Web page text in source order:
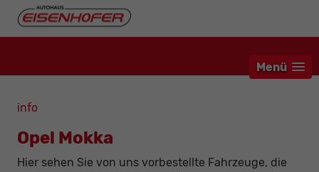
Menü
info
Opel Mokka
Hier sehen Sie von uns vorbestellte Fahrzeuge, die